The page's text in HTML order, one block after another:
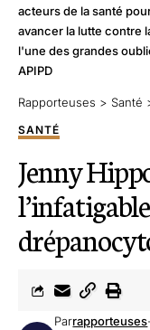
acteurs de la santé
avancer la lutte contre
l'une des grandes
APIPD
Rapporteuses > Santé
SANTÉ
Jenny
Parrapporteuses